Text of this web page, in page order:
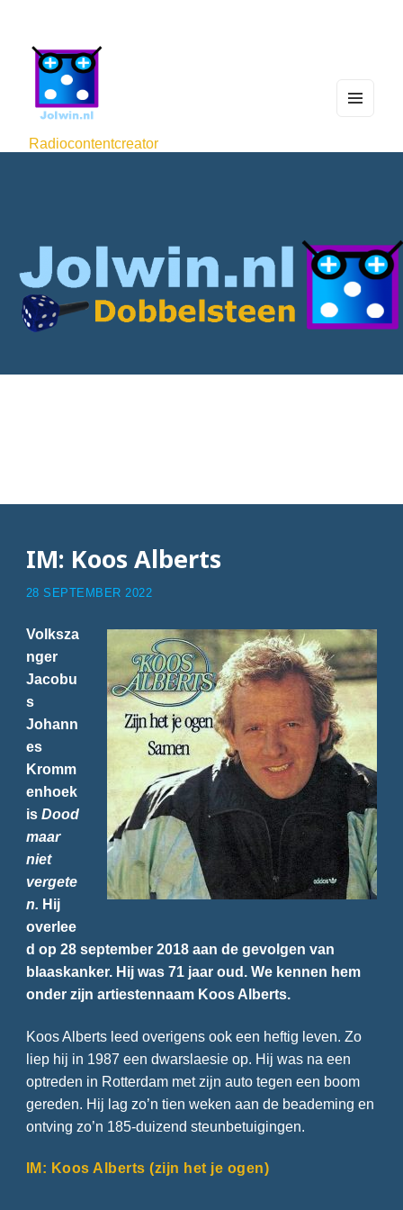
Radiocontentcreator
WIDG
IM: Koos Alberts
28 SEPTEMBER 2022
Volksza
nger
Jacobu
s
Johann
es
Kromm
enhoek
is Dood
maar
niet
vergete
n. Hij
overlee
d op 28 september 2018 aan de gevolgen van
blaaskanker. Hij was 71 jaar oud. We kennen hem
onder zijn artiestennaam Koos Alberts.
Koos Alberts leed overigens ook een heftig leven. Zo
liep hij in 1987 een dwarslaesie op. Hij was na een
optreden in Rotterdam met zijn auto tegen een boom
gereden. Hij lag zo’n tien weken aan de beademing en
ontving zo’n 185-duizend steunbetuigingen.
IM: Koos Alberts (zijn het je ogen)